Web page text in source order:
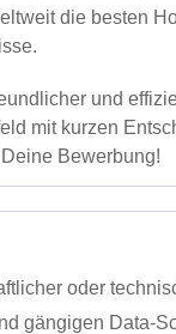
die besten
und
mit kurzen
Bewerbung!
oder
gängigen Data-